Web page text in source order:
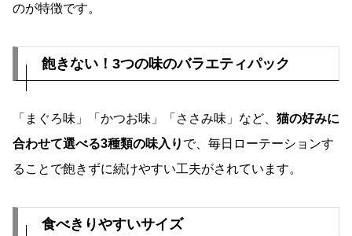
のが特徴です。
飽きない！3つの味のバラエティパック
「まぐろ味」「かつお味」「ささみ味」など、 猫の好みに
合わせて選べる3種類の味入り で、毎日ローテーションす
ることで飽きずに続けやすい工夫がされています。
食べきりやすいサイズ